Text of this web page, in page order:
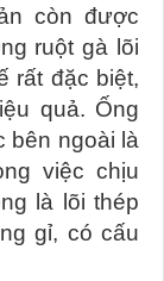
còn được
ruột gà lõi
rất đặc biệt,
quả. Ống
bên ngoài là
việc chịu
là lõi thép
gỉ, có cấu